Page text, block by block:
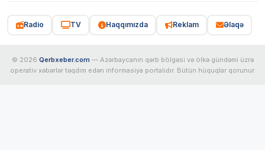
Radio TV Haqqımızda Reklam Əlaqə
© 2026 Qerbxeber.com — Azərbaycanın qərb bölgəsi və ölkə gündəmi üzrə
operativ xəbərlər təqdim edən informasiya portalıdır. Bütün hüquqlar qorunur.